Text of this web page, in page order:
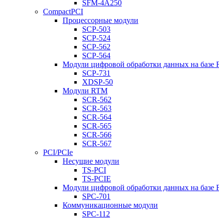
SFM-4A250
CompactPCI
Процессорные модули
SCP-503
SCP-524
SCP-562
SCP-564
Модули цифровой обработки данных на базе
SCP-731
XDSP-50
Модули RTM
SCR-562
SCR-563
SCR-564
SCR-565
SCR-566
SCR-567
PCI/PCIe
Несущие модули
TS-PCI
TS-PCIE
Модули цифровой обработки данных на базе
SPC-701
Коммуникационные модули
SPC-112